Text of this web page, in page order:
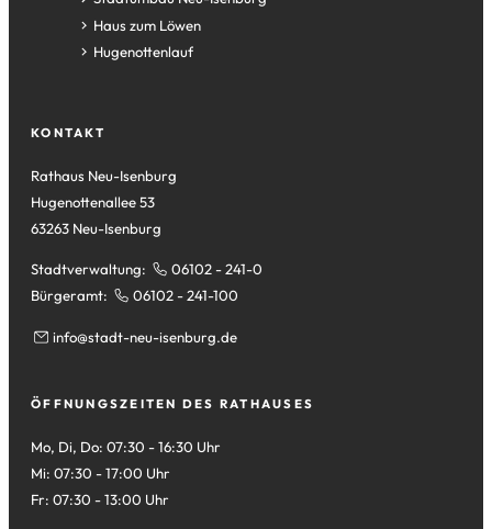
neuen
Tab)
einem
neuen
in
einem
Haus zum Löwen
(Öffnet
in
Tab)
Hugenottenlauf
(Öffnet
neuen
KONTAKT
Rathaus Neu-Isenburg
Hugenottenallee 53
63263 Neu-Isenburg
Stadtverwaltung:
06102 - 241-0
Bürgeramt:
06102 - 241-100
info stadt-neu-isenburg de
ÖFFNUNGSZEITEN DES RATHAUSES
Mo, Di, Do: 07:30 - 16:30 Uhr
Mi: 07:30 - 17:00 Uhr
Fr: 07:30 - 13:00 Uhr